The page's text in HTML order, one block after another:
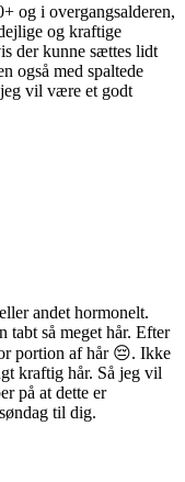
og i overgangsalderen,
og kraftige
der kunne sættes lidt
også med spaltede
vil være et godt
andet hormonelt.
tabt så meget hår. Efter
portion af hår 😔. Ikke
kraftig hår. Så jeg vil
på at dette er
til dig.